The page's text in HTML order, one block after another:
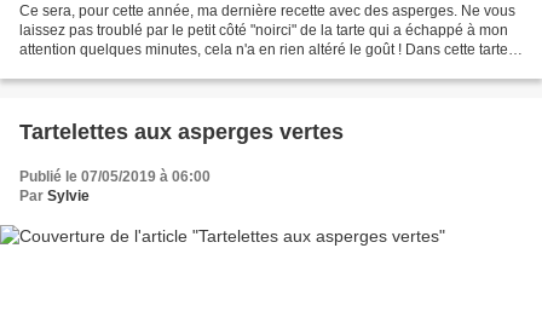
Ce sera, pour cette année, ma dernière recette avec des asperges. Ne vous
laissez pas troublé par le petit côté "noirci" de la tarte qui a échappé à mon
attention quelques minutes, cela n'a en rien altéré le goût ! Dans cette tarte
Tartelettes aux asperges vertes
Publié le 07/05/2019 à 06:00
Par Sylvie